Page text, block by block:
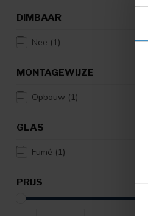
DIMBAAR
Nee (1)
MONTAGEWIJZE
Opbouw (1)
GLAS
Fumé (1)
PRIJS